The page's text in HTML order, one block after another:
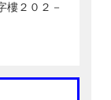
樓２０２－